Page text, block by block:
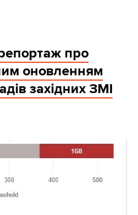
про
оновленням
західних ЗМІ